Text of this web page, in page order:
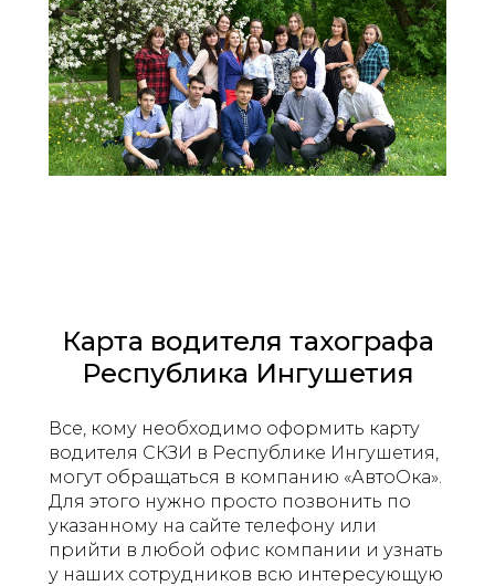
Карта водителя тахографа
Республика Ингушетия
Все, кому необходимо оформить карту
водителя СКЗИ в Республике Ингушетия,
могут обращаться в компанию «АвтоОка».
Для этого нужно просто позвонить по
указанному на сайте телефону или
прийти в любой офис компании и узнать
у наших сотрудников всю интересующую